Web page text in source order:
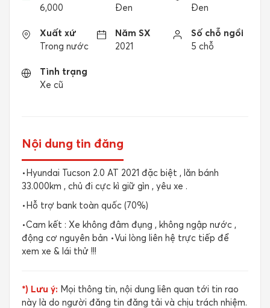
6,000
Đen
Đen
Xuất xứ
Trong nước
Năm SX
2021
Số chỗ ngồi
5 chỗ
Tình trạng
Xe cũ
Nội dung tin đăng
•Hyundai Tucson 2.0 AT 2021 đặc biệt , lăn bánh
33.000km , chủ đi cực kì giữ gìn , yêu xe .
•Hỗ trợ bank toàn quốc (70%)
•Cam kết : Xe không đâm đụng , không ngập nước ,
động cơ nguyên bản •Vui lòng liên hệ trực tiếp để
xem xe & lái thử !!!
*) Lưu ý: Mọi thông tin, nội dung liên quan tới tin rao
này là do người đăng tin đăng tải và chịu trách nhiệm.